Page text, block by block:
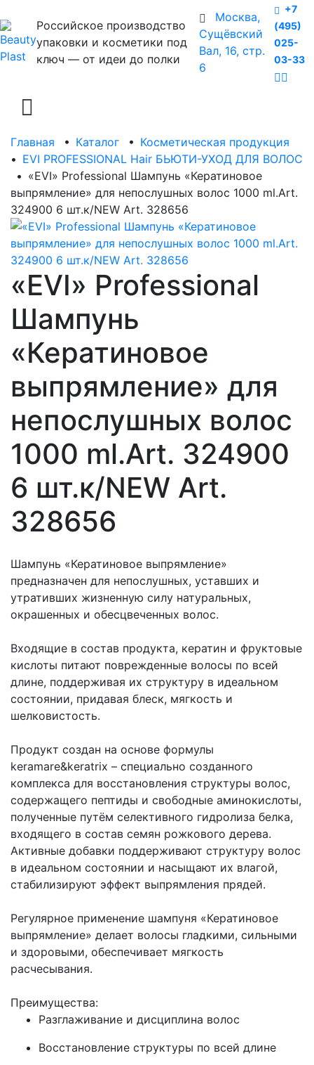
Российское производство
упаковки и косметики под
ключ — от идеи до полки
Москва,
Сущёвский
Вал, 16, стр.
6
+7
(495)
025-
03-33
Главная • Каталог • Косметическая продукция
• EVI PROFESSIONAL Hair БЬЮТИ-УХОД ДЛЯ ВОЛОС
• «EVI» Professional Шампунь «Кератиновое
выпрямление» для непослушных волос 1000 ml.Art.
324900 6 шт.к/NEW Art. 328656
«EVI» Professional
Шампунь
«Кератиновое
выпрямление» для
непослушных волос
1000 ml.Art. 324900
6 шт.к/NEW Art.
328656
Шампунь «Кератиновое выпрямление»
предназначен для непослушных, уставших и
утративших жизненную силу натуральных,
окрашенных и обесцвеченных волос.
Входящие в состав продукта, кератин и фруктовые
кислоты питают поврежденные волосы по всей
длине, поддерживая их структуру в идеальном
состоянии, придавая блеск, мягкость и
шелковистость.
Продукт создан на основе формулы
keramare&keratrix – специально созданного
комплекса для восстановления структуры волос,
содержащего пептиды и свободные аминокислоты,
полученные путём селективного гидролиза белка,
входящего в состав семян рожкового дерева.
Активные добавки поддерживают структуру волос
в идеальном состоянии и насыщают их влагой,
стабилизируют эффект выпрямления прядей.
Регулярное применение шампуня «Кератиновое
выпрямление» делает волосы гладкими, сильными
и здоровыми, обеспечивает мягкость
расчесывания.
Преимущества:
Разглаживание и дисциплина волос
Восстановление структуры по всей длине